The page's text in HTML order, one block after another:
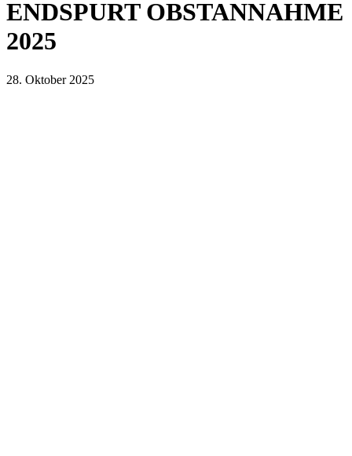
ENDSPURT OBSTANNAHME
2025
28. Oktober 2025